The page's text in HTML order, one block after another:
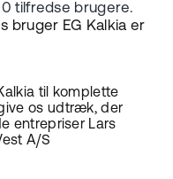
tilfredse brugere.
bruger EG Kalkia er
til komplette
os udtræk, der
entrepriser Lars
A/S